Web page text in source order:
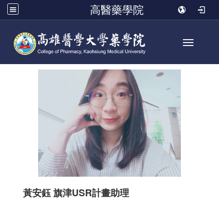
高醫藥學院
Toggle
黃安鈺 旗津USR計畫助理